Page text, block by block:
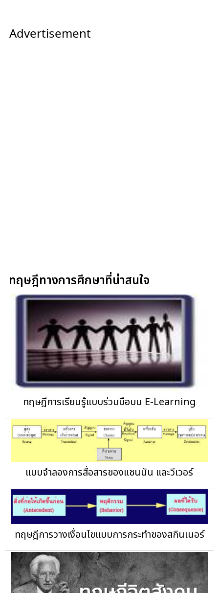
Advertisement
ทฤษฎีทางการศึกษาที่น่าสนใจ
ทฤษฎีการเรียนรู้แบบร่วมมือบน E-Learning
แบบจำลองการสื่อสารของแชนนัน และวีเวอร์
ทฤษฎีการวางเงื่อนไขแบบการกระทำของสกินเนอร์